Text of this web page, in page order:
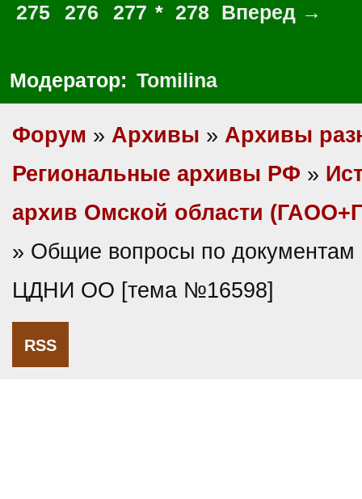
275
276 277 * 278 Вперед →
Модератор: Tomilina
Форум » Архивы » Архивы
Региональные архивы РФ »
архив Омской области
» Общие вопросы по
ЦДНИ ОО [тема №16598]
RSS